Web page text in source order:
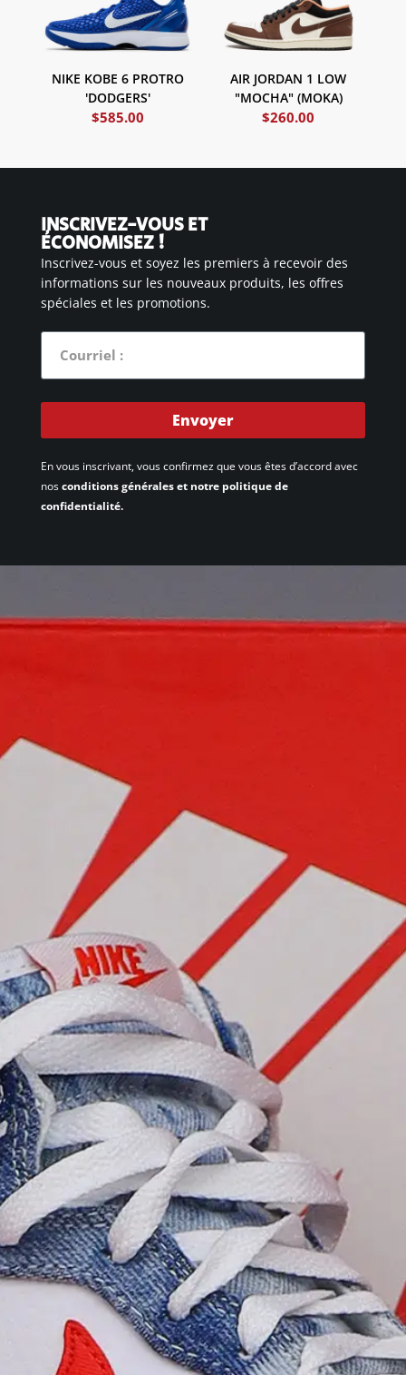
NIKE KOBE 6 PROTRO
'DODGERS'
$585.00
AIR JORDAN 1 LOW
"MOCHA" (MOKA)
$260.00
INSCRIVEZ-VOUS ET
ÉCONOMISEZ !
Inscrivez-vous et soyez les premiers à recevoir des
informations sur les nouveaux produits, les offres
spéciales et les promotions.
Envoyer
En vous inscrivant, vous confirmez que vous êtes d’accord avec
nosconditions générales et notre politique de
confidentialité.